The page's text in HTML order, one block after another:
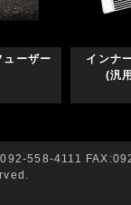
ューザー
インナ
(汎用
558-4111